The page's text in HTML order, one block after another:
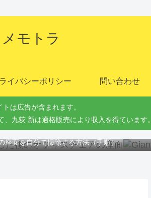
メモトラ
イバシーポリシー 問い合わせ
トは広告が含まれます。
九荻 新は適格販売により収入を得ています。
座面を自分で掃除する方法（手順）